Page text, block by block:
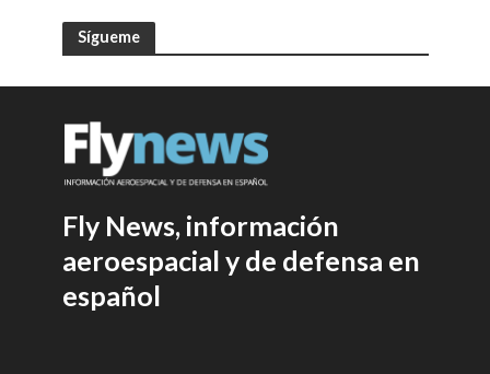
Sígueme
Fly News, información
aeroespacial y de defensa en
español